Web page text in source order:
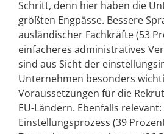
Schritt, denn hier haben die
größten Engpässe. Bessere
ausländischer Fachkräfte (53
einfacheres administratives
sind aus Sicht der
Unternehmen besonders
Voraussetzungen für die
EU-Ländern. Ebenfalls
Einstellungsprozess (39